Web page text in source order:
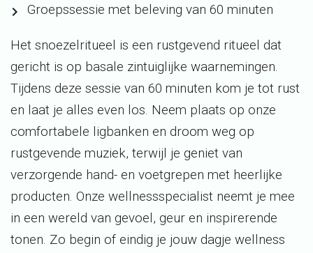
Groepssessie met beleving van 60 minuten
Het snoezelritueel is een rustgevend ritueel dat
gericht is op basale zintuiglijke waarnemingen.
Tijdens deze sessie van 60 minuten kom je tot rust
en laat je alles even los. Neem plaats op onze
comfortabele ligbanken en droom weg op
rustgevende muziek, terwijl je geniet van
verzorgende hand- en voetgrepen met heerlijke
producten. Onze wellnessspecialist neemt je mee
in een wereld van gevoel, geur en inspirerende
tonen. Zo begin of eindig je jouw dagje wellness